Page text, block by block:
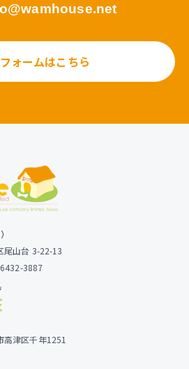
ォームはこちら
山台 3-22-13
3887
津区千年1251